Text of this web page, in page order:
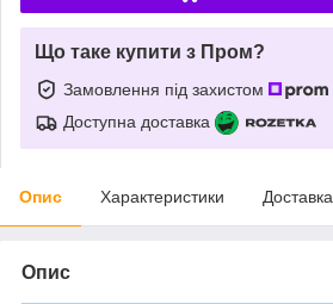
Що таке купити з Пром?
Замовлення під захистом
Доступна доставка
Опис Характеристики Доставка
Опис